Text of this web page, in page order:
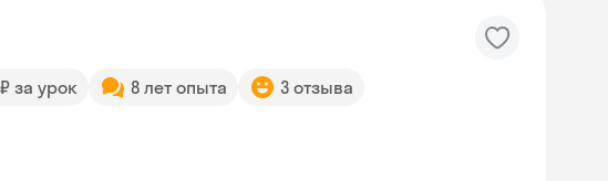
за урок 8 лет опыта 3 отзыва